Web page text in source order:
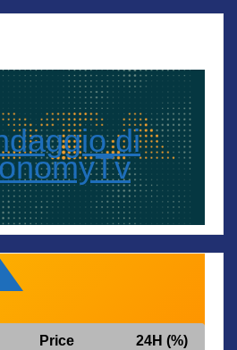
di
Price 24H (%)